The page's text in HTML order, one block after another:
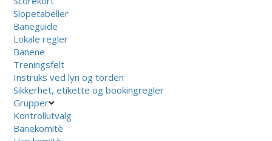
Slopetabeller
Baneguide
Lokale regler
Banene
Treningsfelt
Instruks ved lyn og torden
Sikkerhet, etikette og bookingregler
Grupper
Kontrollutvalg
Banekomitè